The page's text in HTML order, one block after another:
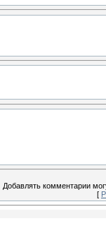
Добавлять комментарии
[